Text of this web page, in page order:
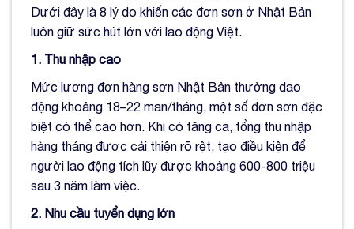
Dưới đây là 8 lý do khiến các đơn sơn ở Nhật Bản
luôn giữ sức hút lớn với lao động Việt.
1. Thu nhập cao
Mức lương đơn hàng sơn Nhật Bản thường dao
động khoảng 18–22 man/tháng, một số đơn sơn đặc
biệt có thể cao hơn. Khi có tăng ca, tổng thu nhập
hàng tháng được cải thiện rõ rệt, tạo điều kiện để
người lao động tích lũy được khoảng 600-800 triệu
sau 3 năm làm việc.
2. Nhu cầu tuyển dụng lớn